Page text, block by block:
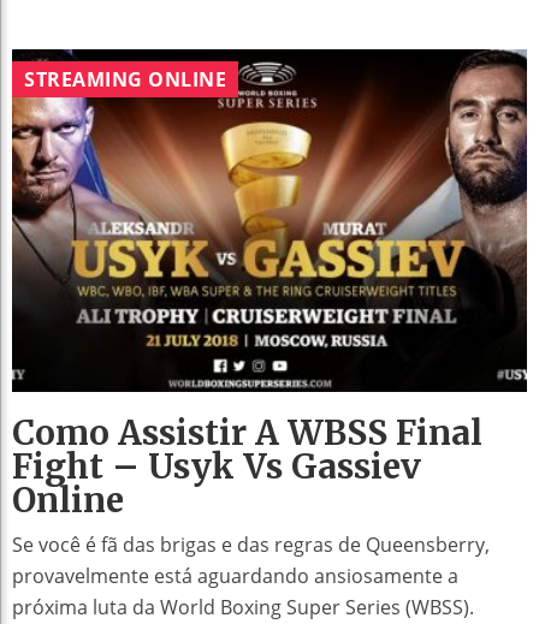
STREAMING ONLINE
Como Assistir A WBSS Final
Fight – Usyk Vs Gassiev
Online
Se você é fã das brigas e das regras de Queensberry,
provavelmente está aguardando ansiosamente a
próxima luta da World Boxing Super Series (WBSS).